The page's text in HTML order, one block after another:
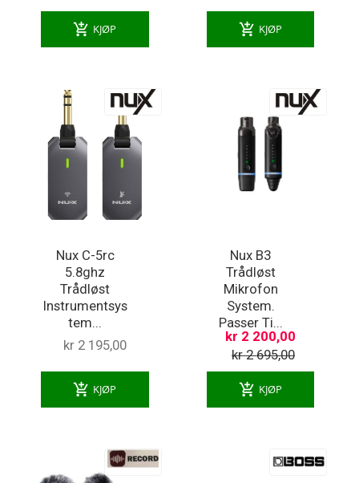
add_shopping_cart KJØP add_shopping_cart KJØP
Nux C-5rc
5.8ghz
Trådløst
Instrumentsys
tem...
kr 2 195,00
add_shopping_cart KJØP
Nux B3
Trådløst
Mikrofon
System.
Passer Ti...
kr 2 200,00
kr 2 695,00
add_shopping_cart KJØP